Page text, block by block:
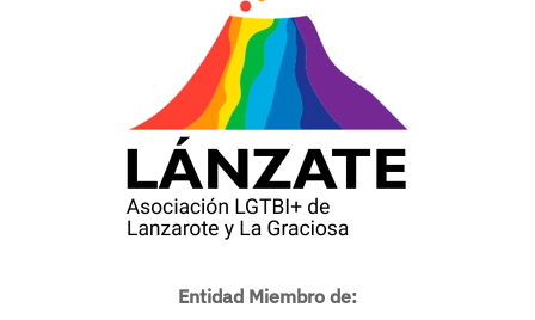
Entidad Miembro de: